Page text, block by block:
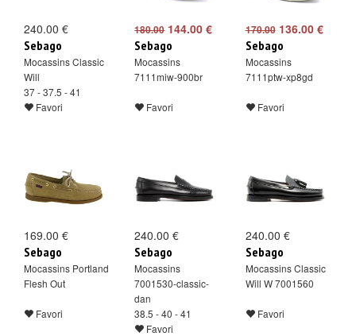
240.00 €
Sebago
Mocassins Classic
Will
37 - 37.5 - 41
Favori
180.00144.00 €
Sebago
Mocassins
7111miw-900br
Favori
170.00136.00 €
Sebago
Mocassins
7111ptw-xp8gd
Favori
169.00 €
Sebago
Mocassins Portland
Flesh Out
Favori
240.00 €
Sebago
Mocassins
7001530-classic-
dan
38.5 - 40 - 41
Favori
240.00 €
Sebago
Mocassins Classic
Will W 7001560
Favori